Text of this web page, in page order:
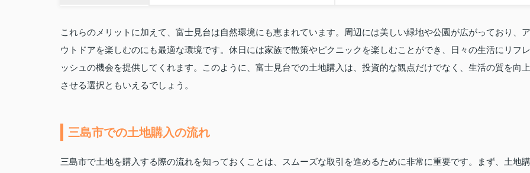
これらのメリットに加えて、富士見台は自然環境にも恵まれています。周辺には美しい緑地や公園が広がっており、ア
ウトドアを楽しむのにも最適な環境です。休日には家族で散策やピクニックを楽しむことができ、日々の生活にリフレ
ッシュの機会を提供してくれます。このように、富士見台での土地購入は、投資的な観点だけでなく、生活の質を向上
させる選択ともいえるでしょう。
三島市での土地購入の流れ
三島市で土地を購入する際の流れを知っておくことは、スムーズな取引を進めるために非常に重要です。まず、土地購